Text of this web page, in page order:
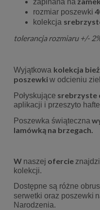
zapinana na
rozmiar poszewki
kolekcja
tolerancja rozmiaru +/-
Wyjątkowa kolekcja
poszewki w odcieniu
Połyskujące srebrzyste
aplikacji i przeszyto
Poszewka świąteczna
lamówką na brzegach.
W naszej ofercie
kolekcji.
Dostępne są różne
serwetki oraz poszewki
Narodzenia.